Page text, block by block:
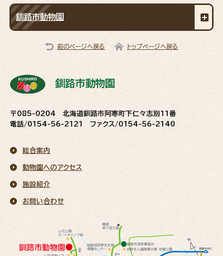
釧路市動物園
前のページへ戻る トップページへ戻る
釧路市動物園
〒085-0204 北海道釧路市阿寒町下仁々志別11番
電話/0154-56-2121 ファクス/0154-56-2140
総合案内
動物園へのアクセス
施設紹介
お問い合わせ